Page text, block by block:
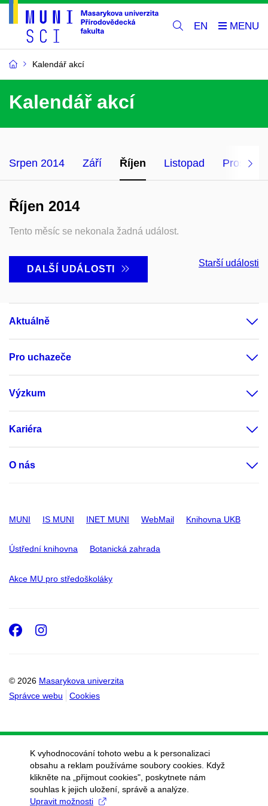
EN
Kalendář akcí
Kalendář akcí
Srpen 2014 Září Říjen Listopad Prosinec
Říjen 2014
Tento měsíc se nekonala žadná událost.
DALŠÍ UDÁLOSTI
Starší události
Aktuálně
Pro uchazeče
Výzkum
Kariéra
O nás
MUNI IS MUNI INET MUNI WebMail Knihovna UKB
Ústřední knihovna Botanická zahrada
Akce MU pro středoškoláky
© 2026 Masarykova univerzita
Správce webu
Cookies
Facebook
Instagram
K vyhodnocování tohoto webu a k personalizaci
obsahu a reklam používáme soubory cookies. Když
klikněte na „přijmout cookies", poskytnete nám
souhlas k jejich uložení, správě a analýze.
Upravit možnosti